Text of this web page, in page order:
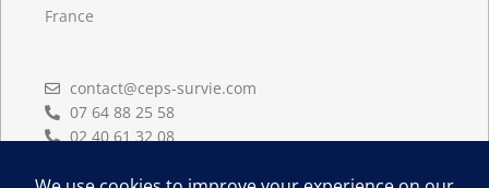
France
contact@ceps-survie.com
07 64 88 25 58
02 40 61 32 08